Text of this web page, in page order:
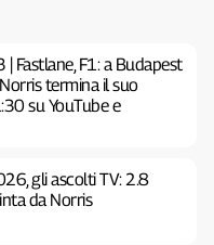
Fastlane, F1: a Budapest
termina il suo
su YouTube e
gli ascolti TV: 2.8
da Norris